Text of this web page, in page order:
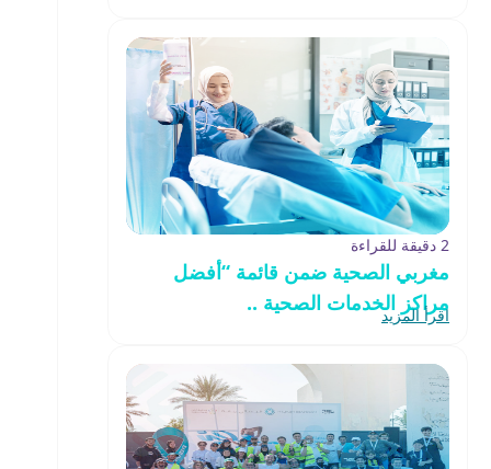
2 دقيقة للقراءة
مغربي الصحية ضمن قائمة “أفضل
مراكز الخدمات الصحية ..
اقرأ المزيد